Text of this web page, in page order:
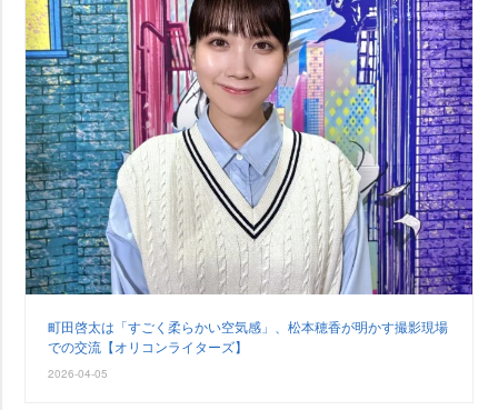
町田啓太は「すごく柔らかい空気感」、松本穂香が明かす撮影現場
での交流【オリコンライターズ】
2026-04-05